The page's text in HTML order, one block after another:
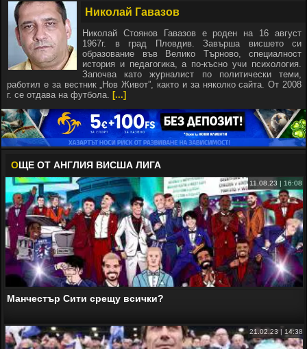
Николай Гавазов
Николай Стоянов Гавазов е роден на 16 август
1967г. в град Пловдив. Завърша висшето си
образование във Велико Търново, специалност
история и педагогика, а по-късно учи психология.
Започва като журналист по политически теми,
работил е за вестник „Нов Живот”, както и за няколко сайта. От 2008
г. се отдава на футбола. [...]
ОЩЕ ОТ АНГЛИЯ ВИСША ЛИГА
11.08.23 | 16:08
Манчестър Сити срещу всички?
21.02.23 | 14:38